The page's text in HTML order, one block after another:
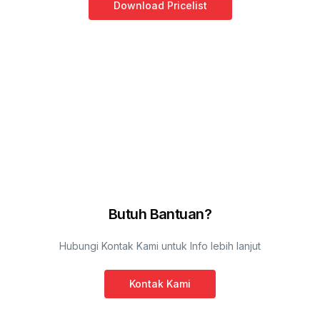
Download Pricelist
Butuh Bantuan?
Hubungi Kontak Kami untuk Info lebih lanjut
Kontak Kami